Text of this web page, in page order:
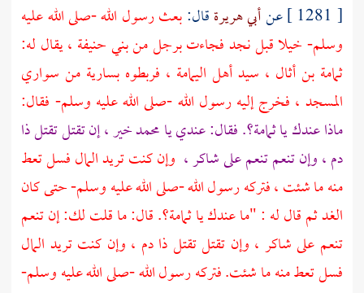
[ 1281 ] عن
أبي هريرةقال:بعث رسول الله -صلى الله عليه
وسلم- خيلا قبلنجدفجاءت برجل منبني حنيفة ،يقال له:
ثمامة بن أثال ، سيد أهل اليمامة ، فربطوه بسارية من سواري
المسجد ، فخرج إليه رسول الله -صلى الله عليه وسلم- فقال:
ماذا عندك ياثمامة؟.فقال: عندي يا محمد خير ، إن تقتل تقتل ذا
دم ، وإن تنعم تنعم على شاكر ، وإن كنت تريد المال فسل تعط
منه ما شئت ، فتركه رسول الله -صلى الله عليه وسلم- حتى كان
الغد ثم قال له : "ما عندك ياثمامة؟.قال: ما قلت لك: إن تنعم
تنعم على شاكر ، وإن تقتل تقتل ذا دم ، وإن كنت تريد المال
فسل تعط منه ما شئت. فتركه رسول الله -صلى الله عليه وسلم-